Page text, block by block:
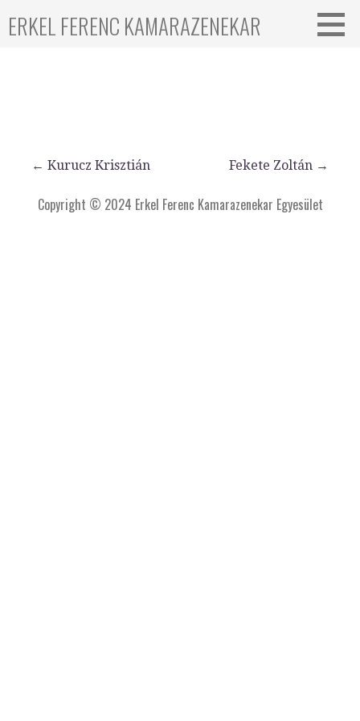
ERKEL FERENC KAMARAZENEKAR
← Kurucz Krisztián Fekete Zoltán →
Copyright © 2024 Erkel Ferenc Kamarazenekar Egyesület